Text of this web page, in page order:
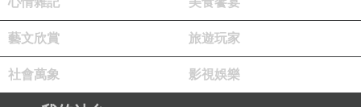
藝文欣賞 旅遊玩家
社會萬象 影視娛樂